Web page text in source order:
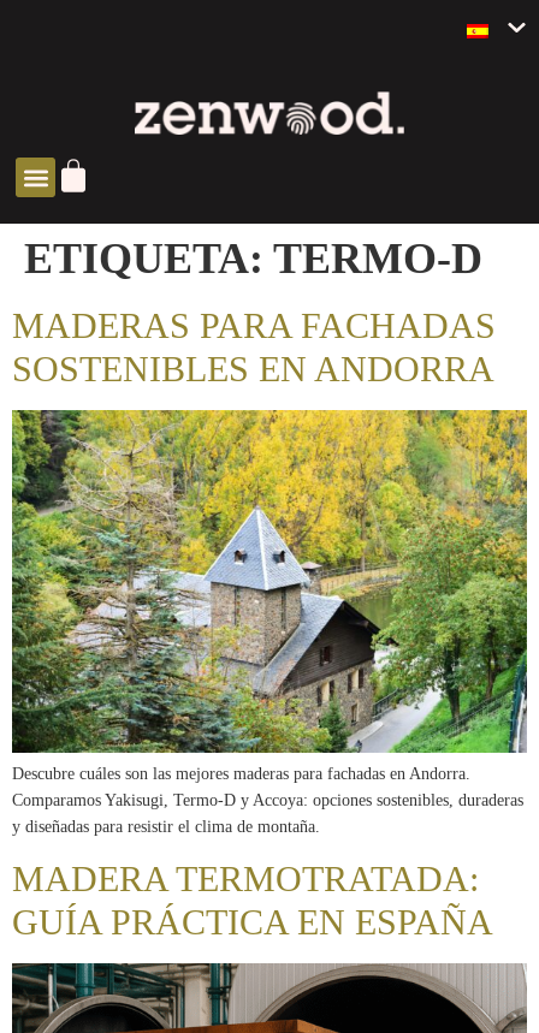
ETIQUETA: TERMO-D
MADERAS PARA FACHADAS
SOSTENIBLES EN ANDORRA
Descubre cuáles son las mejores maderas para fachadas en Andorra.
Comparamos Yakisugi, Termo-D y Accoya: opciones sostenibles, duraderas
y diseñadas para resistir el clima de montaña.
MADERA TERMOTRATADA:
GUÍA PRÁCTICA EN ESPAÑA